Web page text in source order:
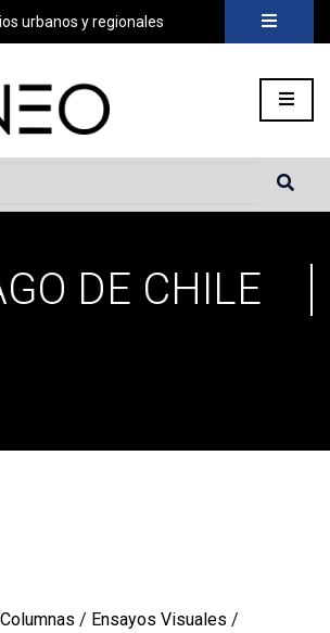
urbanos y regionales
de Chile DE CHILE
Columnas / Ensayos Visuales /